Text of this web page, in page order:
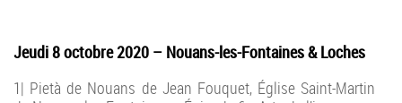
Jeudi 8 octobre 2020 – Nouans-les-Fontaines & Loches
1| Pietà de Nouans de Jean Fouquet, Église Saint-Martin